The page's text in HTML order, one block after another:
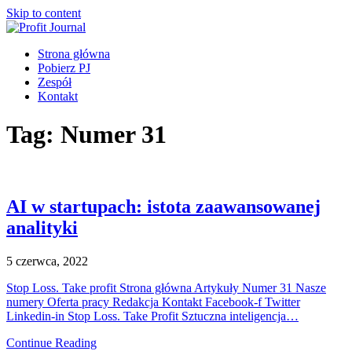
Skip to content
Strona główna
Pobierz PJ
Zespół
Kontakt
Tag: Numer 31
AI w startupach: istota zaawansowanej
analityki
5 czerwca, 2022
Stop Loss. Take profit Strona główna Artykuły Numer 31 Nasze
numery Oferta pracy Redakcja Kontakt Facebook-f Twitter
Linkedin-in Stop Loss. Take Profit Sztuczna inteligencja…
Continue Reading